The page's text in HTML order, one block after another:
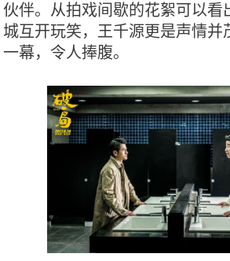
伙伴。从拍戏间歇的花絮可以看
城互开玩笑，王千源更是声情并
一幕，令人捧腹。